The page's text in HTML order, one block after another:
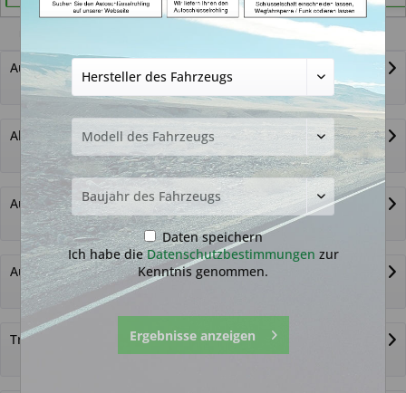
Autoschlüssel mit Funk
Alternativ-Funkautoschlüssel
Autoschlüssel ohne Funk
Autoschlüsselgehäuse und Zubehör
Transponder
Daten speichern
Ich habe dieDatenschutzbestimmungen zur
Kenntnis genommen.
Ergebnisse anzeigen